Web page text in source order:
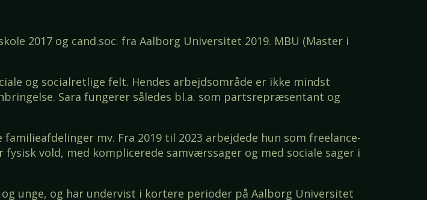
2017 og cand.soc. fra Aalborg Universitet 2019. MBU (Master i
og socialretlige felt. Hendes arbejdsområde er ikke mindst
Sara fungerer således bl.a. som partsrepræsentant og
mv. Fra 2019 til 2023 arbejdede hun som freelance-
vold, med komplicerede samværssager og med sociale sager i
unge, og har undervist i kortere perioder på Aalborg Universitet